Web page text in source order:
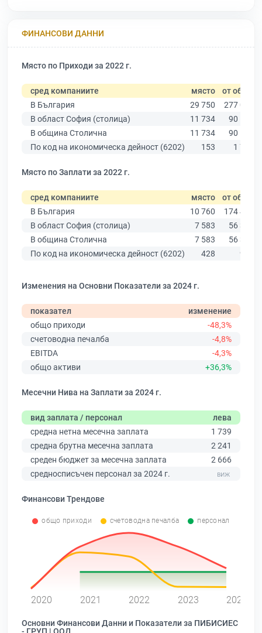
ФИНАНСОВИ ДАННИ
Място по Приходи за 2022 г.
сред компаниите място от общо
В България
29 750
277 019
В област София (столица)
11 734
90 178
В община Столична
11 734
90 178
По код на икономическа дейност (6202)
153 1 740
Място по Заплати за 2022 г.
сред компаниите място от общо
В България
10 760
174 403
В област София (столица)
7 583
56 378
В община Столична
7 583
56 378
По код на икономическа дейност (6202)
428 969
Изменения на Основни Показатели за 2024 г.
показател
изменение
общо приходи
-48,3%
счетоводна печалба
-4,8%
EBITDA
-4,3%
общо активи
+36,3%
Месечни Нива на Заплати за 2024 г.
вид заплата / персонал
лева
средна нетна месечна заплата
1 739
средна брутна месечна заплата
2 241
среден бюджет за месечна заплата
2 666
средносписъчен персонал за 2024 г.
Финансови Трендове
общо приходи счетоводна печалба персонал
2020 2021 2022 2023 2024
Основни Финансови Данни и Показатели за ПИБИСИЕС